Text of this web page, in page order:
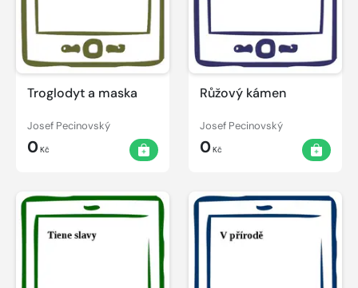
Troglodyt a maska
Josef Pecinovský
0Kč
Růžový kámen
Josef Pecinovský
0Kč